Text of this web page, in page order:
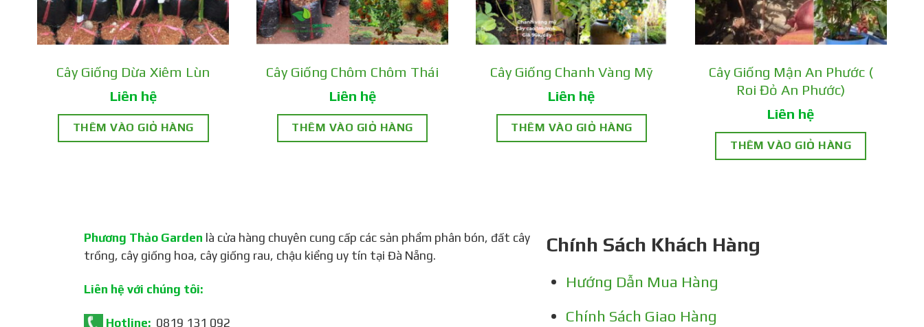
Lợi ích khi trồng Ổi Lê Đài Loan:
Cây Giống Dừa Xiêm Lùn
Liên hệ
THÊM VÀO GIỎ HÀNG
Cây Giống Chôm Chôm Thái
Liên hệ
THÊM VÀO GIỎ HÀNG
Cây Giống Chanh Vàng Mỹ
Liên hệ
THÊM VÀO GIỎ HÀNG
Cây Giống Mận An Phước (
Roi Đỏ An Phước)
Liên hệ
THÊM VÀO GIỎ HÀNG
Phương Thảo Garden là cửa hàng chuyên cung cấp các sản phẩm phân bón, đất cây
trồng, cây giống hoa, cây giống rau, chậu kiểng uy tín tại Đà Nẵng.
Liên hệ với chúng tôi:
Hotline:0819 131 092
Chính Sách Khách Hàng
Hướng Dẫn Mua Hàng
Chính Sách Giao Hàng